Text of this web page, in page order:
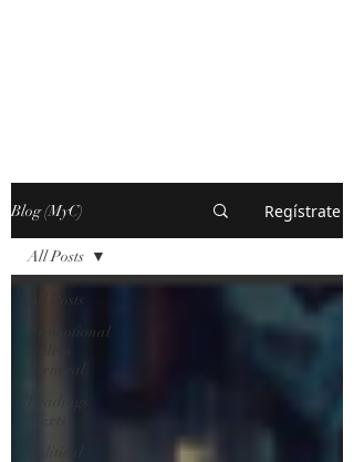
Blog (MyC) Regístrate
All Posts
Promotional
(General)
All Posts